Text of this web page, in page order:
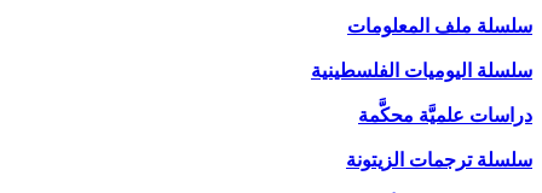
سلسلة ملف المعلومات
سلسلة اليوميات الفلسطينية
دراسات علميَّة محكَّمة
سلسلة ترجمات الزيتونة